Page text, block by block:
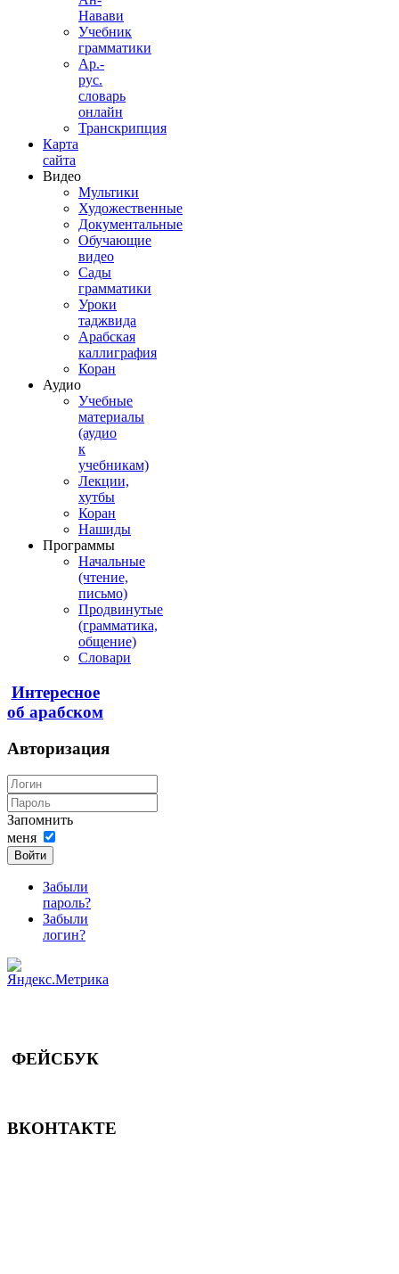
Навави
Учебник
грамматики
Ар.-
рус.
словарь
онлайн
Транскрипция
Карта
сайта
Видео
Мультики
Художественные
Документальные
Обучающие
видео
Сады
грамматики
Уроки
таджвида
Арабская
каллиграфия
Коран
Аудио
Учебные
материалы
(аудио
к
учебникам)
Лекции,
хутбы
Коран
Нашиды
Программы
Начальные
(чтение,
письмо)
Продвинутые
(грамматика,
общение)
Словари
Интересное
об арабском
Авторизация
Запомнить
меня
Войти
Забыли
пароль?
Забыли
логин?
ФЕЙСБУК
ВКОНТАКТЕ